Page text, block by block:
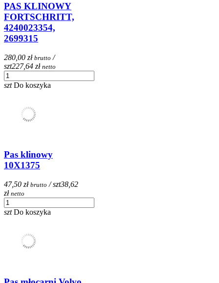
PAS KLINOWY
FORTSCHRITT,
4240023354,
2699315
280,00 zł brutto /
szt227,64 zł netto
szt Do koszyka
Pas klinowy
10X1375
47,50 zł brutto / szt38,62
zł netto
szt Do koszyka